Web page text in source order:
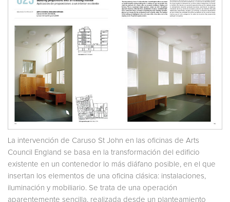
La intervención de Caruso St John en las oficinas de Arts
Council England se basa en la transformación del edificio
existente en un contenedor lo más diáfano posible, en el que
insertan los elementos de una oficina clásica: instalaciones,
iluminación y mobiliario. Se trata de una operación
aparentemente sencilla, realizada desde un planteamiento